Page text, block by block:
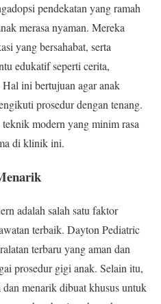
pendekatan yang ramah
merasa nyaman. Mereka
yang bersahabat, serta
edukatif seperti cerita,
ini bertujuan agar anak
prosedur dengan tenang.
modern yang minim rasa
di klinik ini.
adalah salah satu faktor
terbaik. Dayton Pediatric
terbaru yang aman dan
prosedur gigi anak. Selain itu,
menarik dibuat khusus untuk